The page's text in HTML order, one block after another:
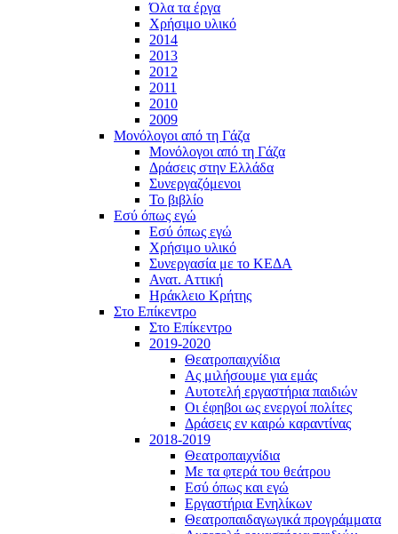
Όλα τα έργα
Χρήσιμο υλικό
2014
2013
2012
2011
2010
2009
Μονόλογοι από τη Γάζα
Μονόλογοι από τη Γάζα
Δράσεις στην Ελλάδα
Συνεργαζόμενοι
To βιβλίο
Εσύ όπως εγώ
Εσύ όπως εγώ
Χρήσιμο υλικό
Συνεργασία με το ΚΕΔΑ
Ανατ. Αττική
Ηράκλειο Κρήτης
Στο Επίκεντρο
Στο Επίκεντρο
2019-2020
Θεατροπαιχνίδια
Ας μιλήσουμε για εμάς
Αυτοτελή εργαστήρια παιδιών
Οι έφηβοι ως ενεργοί πολίτες
Δράσεις εν καιρώ καραντίνας
2018-2019
Θεατροπαιχνίδια
Με τα φτερά του θεάτρου
Εσύ όπως και εγώ
Εργαστήρια Ενηλίκων
Θεατροπαιδαγωγικά προγράμματα